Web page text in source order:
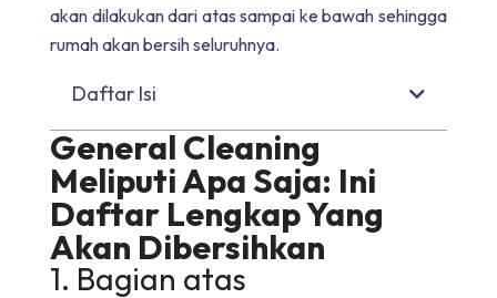
akan dilakukan dari atas sampai ke bawah sehingga
rumah akan bersih seluruhnya.
Daftar Isi
General Cleaning
Meliputi Apa Saja: Ini
Daftar Lengkap Yang
Akan Dibersihkan
1. Bagian atas